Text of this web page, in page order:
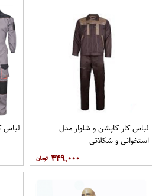
لباس کار کاپشن و شلوار مدل
استخوانی و شکلاتی
۴۴۹,۰۰۰
لباس